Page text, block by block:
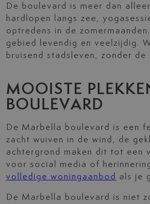
De boulevard is meer dan
hardlopen langs zee,
optredens in de
gebied levendig en veelzijdig.
bruisend stadsleven, zonder
MOOISTE
BOULEVARD
De Marbella boulevard is een
zacht wuiven in de wind, de
achtergrond maken dit tot een
voor social media of
volledige woningaanbod als je
De Marbella boulevard is niet